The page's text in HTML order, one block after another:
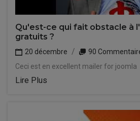
Qu'est-ce qui fait obstacle à
gratuits ?
20 décembre
90
Ceci est en excellent mailer for joomla
Lire Plus